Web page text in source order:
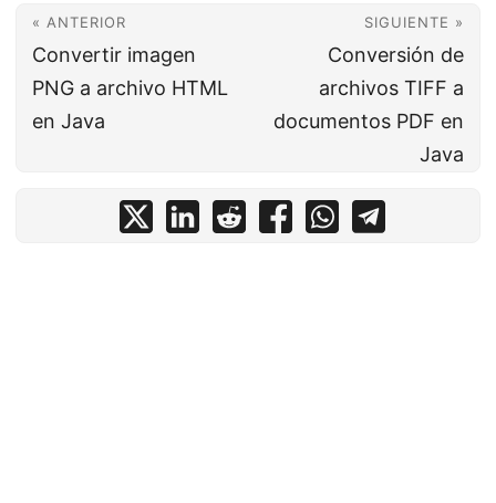
« ANTERIOR
Convertir imagen
PNG a archivo HTML
en Java
SIGUIENTE »
Conversión de
archivos TIFF a
documentos PDF en
Java